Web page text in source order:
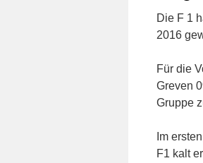
Die F 1
2016
Für die
Greven
Gruppe
Im
F1 kalt